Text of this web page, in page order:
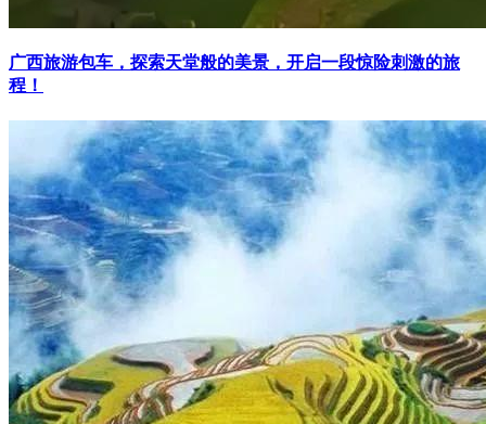
广西旅游包车，探索天堂般的美景，开启一段惊险刺激的旅
程！